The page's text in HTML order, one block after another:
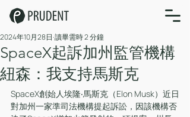
SpaceX起訴加州監管機構
紐森：我支持馬斯克
2024年10月28日 讀畢需時 2 分鐘
SpaceX創始人埃隆‧馬斯克（Elon Musk）近日
對加州一家準司法機構提起訴訟，因該機構否